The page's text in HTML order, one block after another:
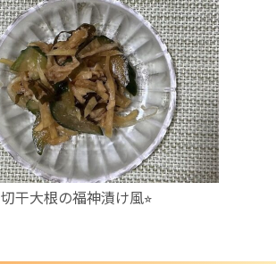
切干大根の福神漬け風⭐︎
お産について
親と子の結びつき支援
母乳育児
予防接種